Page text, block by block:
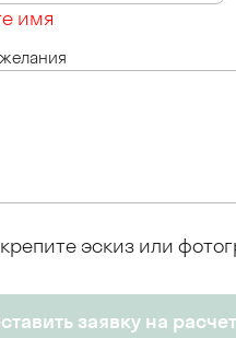
имя
эскиз или